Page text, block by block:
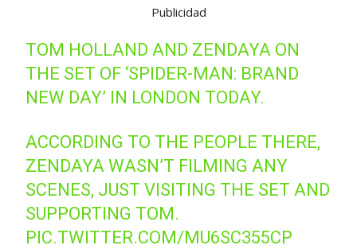
Publicidad
TOM HOLLAND AND ZENDAYA ON
THE SET OF ‘SPIDER-MAN: BRAND
NEW DAY’ IN LONDON TODAY.
ACCORDING TO THE PEOPLE THERE,
ZENDAYA WASN’T FILMING ANY
SCENES, JUST VISITING THE SET AND
SUPPORTING TOM.
PIC.TWITTER.COM/MU6SC355CP